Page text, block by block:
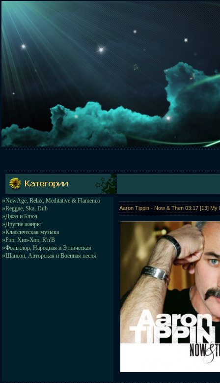
»NewAge, Relax, Meditative & Flamenco
»Reggae, Ska, Dub
»Джаз и Блюз
»Другие жанры
»Классическая музыка
»Рэп, Хип-Хоп, R'n'B
»Фольклор, Народная и Этническая
»Шансон, Авторская и Военная песня
Aaron Tippin - Now & Then 03:17 [13] My